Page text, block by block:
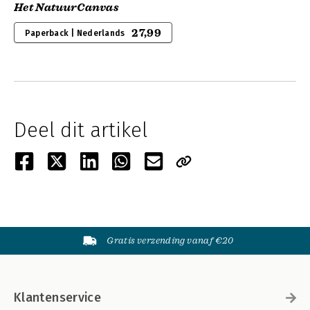
Het NatuurCanvas
Paperback | Nederlands 27,99
Deel dit artikel
Gratis verzending vanaf €20
Klantenservice